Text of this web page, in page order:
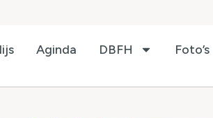
Aginda DBFH Foto’s